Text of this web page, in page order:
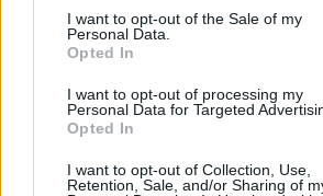
consent section.
I want to opt-out of the Sale of my
Personal Data.
Opted In
I want to opt-out of processing my
Personal Data for Targeted
Opted In
I want to opt-out of Collection, Use,
Retention, Sale, and/or Sharing of
Látványos építési
Flórián téri felüljárón
AJÁNLJUK MÉG